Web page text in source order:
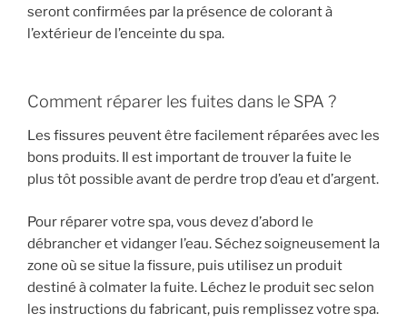
seront confirmées par la présence de colorant à
l’extérieur de l’enceinte du spa.
Comment réparer les fuites dans le SPA ?
Les fissures peuvent être facilement réparées avec les
bons produits. Il est important de trouver la fuite le
plus tôt possible avant de perdre trop d’eau et d’argent.
Pour réparer votre spa, vous devez d’abord le
débrancher et vidanger l’eau. Séchez soigneusement la
zone où se situe la fissure, puis utilisez un produit
destiné à colmater la fuite. Léchez le produit sec selon
les instructions du fabricant, puis remplissez votre spa.